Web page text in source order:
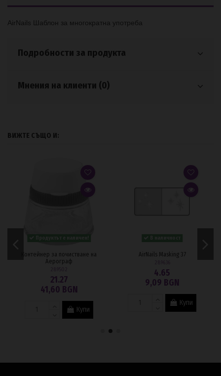
AirNails Шаблон за многократна употреба
Подробности за продукта
Мнения на клиенти (0)
ВИЖТЕ СЪЩО И:
Контейнер за почистване на
Аерограф
21.27
41,60 BGN
Купи
AirNails Masking 37
4.65
9,09 BGN
Купи